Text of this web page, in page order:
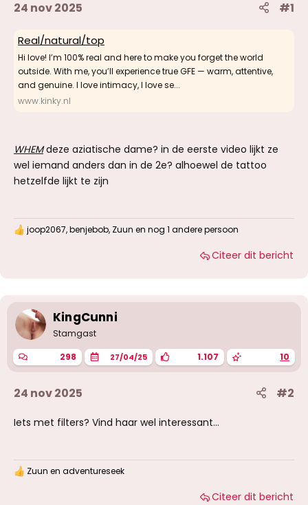
24 nov 2025 #1
Real/natural/top
Hi love! I’m 100% real and here to make you forget the world
outside. With me, you’ll experience true GFE — warm, attentive,
and genuine. I love intimacy, I love se...
www.kinky.nl
WHEMdeze aziatische dame? in de eerste video lijkt ze
wel iemand anders dan in de 2e? alhoewel de tattoo
hetzelfde lijkt te zijn
W
n
g
n
:
joop2067,benjebob, Zuun en nog 1 andere persoon
Citeer dit bericht
KingCunni
Stamgast
298 27/04/25 1.107 10
24 nov 2025 #2
Iets met filters? Vind haar wel interessant…
W Zuun en adventureseek
Citeer dit bericht